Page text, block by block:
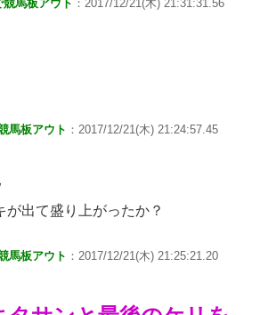
馬板アウト ：2017/12/21(木) 21:31:31.56
馬板アウト ：2017/12/21(木) 21:24:57.45
出て盛り上がったか？
馬板アウト ：2017/12/21(木) 21:25:21.20